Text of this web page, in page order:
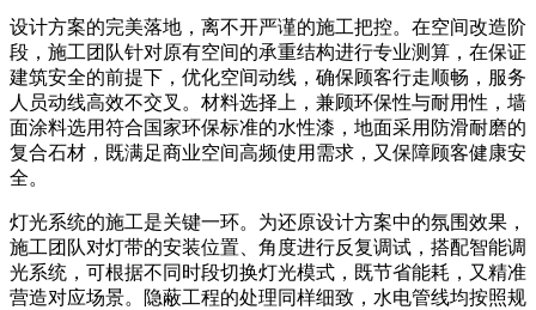
设计方案的完美落地，离不开严谨的施工把控。在空间改造阶
段，施工团队针对原有空间的承重结构进行专业测算，在保证
建筑安全的前提下，优化空间动线，确保顾客行走顺畅，服务
人员动线高效不交叉。材料选择上，兼顾环保性与耐用性，墙
面涂料选用符合国家环保标准的水性漆，地面采用防滑耐磨的
复合石材，既满足商业空间高频使用需求，又保障顾客健康安
全。
灯光系统的施工是关键一环。为还原设计方案中的氛围效果，
施工团队对灯带的安装位置、角度进行反复调试，搭配智能调
光系统，可根据不同时段切换灯光模式，既节省能耗，又精准
营造对应场景。隐蔽工程的处理同样细致，水电管线均按照规